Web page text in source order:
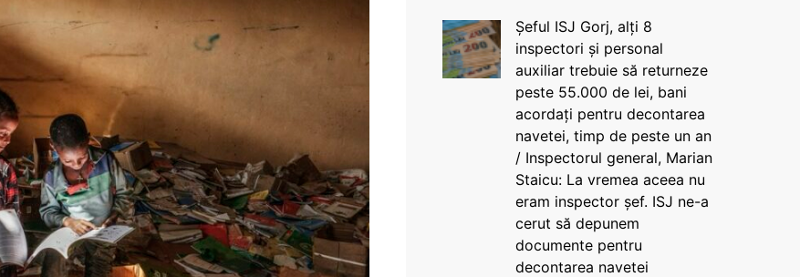
Șeful ISJ Gorj, alți 8
inspectori și personal
auxiliar trebuie să returneze
peste 55.000 de lei, bani
acordați pentru decontarea
navetei, timp de peste un an
/ Inspectorul general, Marian
Staicu: La vremea aceea nu
eram inspector șef. ISJ ne-a
cerut să depunem
documente pentru
decontarea navetei